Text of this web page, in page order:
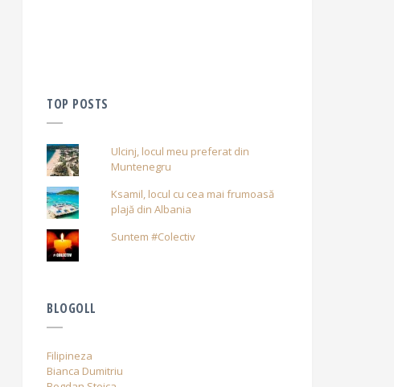
TOP POSTS
Ulcinj, locul meu preferat din
Muntenegru
Ksamil, locul cu cea mai frumoasă
plajă din Albania
Suntem #Colectiv
BLOGOLL
Filipineza
Bianca Dumitriu